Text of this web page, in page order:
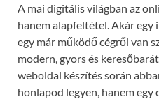
A mai digitális világban az
hanem alapfeltétel. Akár
egy már működő cégről van
modern, gyors és
weboldal készítés során
honlapod legyen, hanem